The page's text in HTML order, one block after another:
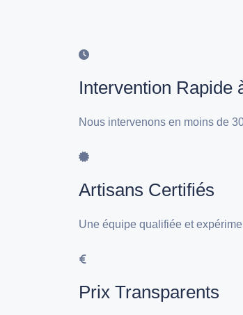
Intervention Rapide
Nous intervenons en moins de
Artisans Certifiés
Une équipe qualifiée et
Prix Transparents